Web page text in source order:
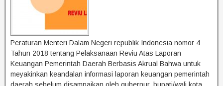
Peraturan Menteri Dalam Negeri republik Indonesia nomor 4
Tahun 2018 tentang Pelaksanaan Reviu Atas Laporan
Keuangan Pemerintah Daerah Berbasis Akrual Bahwa untuk
meyakinkan keandalan informasi laporan keuangan pemerintah
daerah sebelum disampaikan oleh gubernur, bupati/wali kota